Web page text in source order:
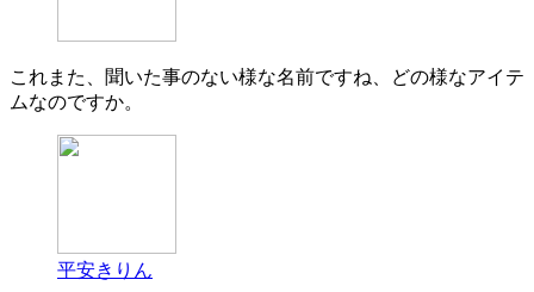
これまた、聞いた事のない様な名前ですね、どの様なアイテ
ムなのですか。
平安きりん